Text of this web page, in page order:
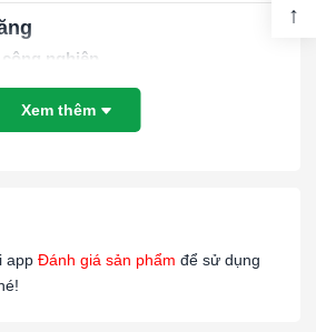
nghiệp
lượng cao:
được làm từ sợi thủy tinh cao cấp,
cao cung cấp diện tích bề mặt lớn hơn
khả năng lọc và dung lượng giữ bụi.
tiến
Xem thêm
app Đánh giá sản phẩm để sử dụng
↑